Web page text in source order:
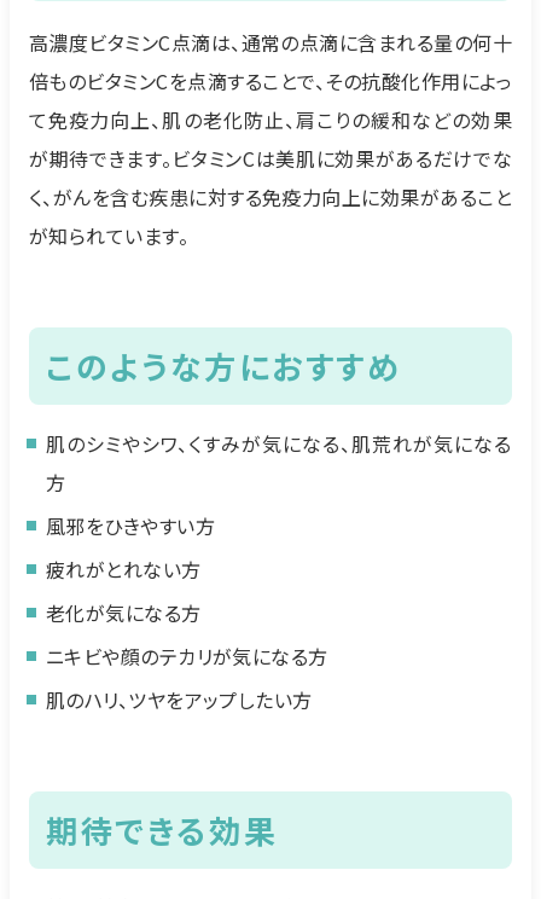
高濃度ビタミンC点滴は、通常の点滴に含まれる量の何⼗
倍ものビタミンCを点滴することで、その抗酸化作用によっ
て免疫力向上、肌の老化防⽌、肩こりの緩和などの効果
が期待できます。ビタミンCは美肌に効果があるだけでな
く、がんを含む疾患に対する免疫力向上に効果があること
が知られています。
このような方におすすめ
肌のシミやシワ、くすみが気になる、肌荒れが気になる
方
風邪をひきやすい方
疲れがとれない方
老化が気になる方
ニキビや顔のテカリが気になる方
肌のハリ、ツヤをアップしたい方
期待できる効果